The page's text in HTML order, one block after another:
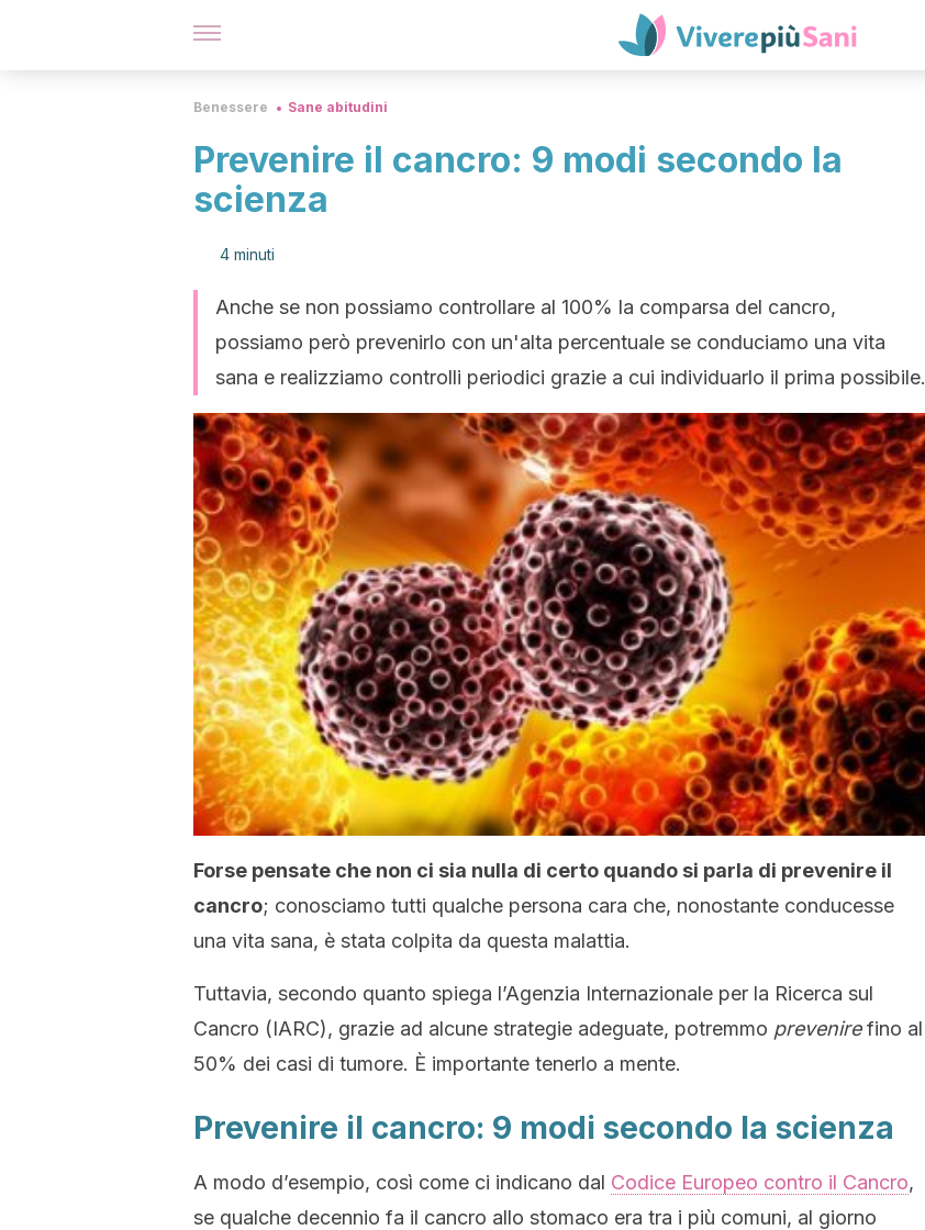
Benessere Sane abitudini
Prevenire il cancro: 9 modi secondo la
scienza
4 minuti
Anche se non possiamo controllare al 100% la comparsa del cancro,
possiamo però prevenirlo con un'alta percentuale se conduciamo una vita
sana e realizziamo controlli periodici grazie a cui individuarlo il prima possibile.
Forse pensate che non ci sia nulla di certo quando si parla di prevenire il
cancro; conosciamo tutti qualche persona cara che, nonostante conducesse
una vita sana, è stata colpita da questa malattia.
Tuttavia, secondo quanto spiega l’Agenzia Internazionale per la Ricerca sul
Cancro (IARC), grazie ad alcune strategie adeguate, potremmo prevenirefino al
50% dei casi di tumore. È importante tenerlo a mente.
Prevenire il cancro: 9 modi secondo la scienza
A modo d’esempio, così come ci indicano dal Codice Europeo contro il Cancro,
se qualche decennio fa il cancro allo stomaco era tra i più comuni, al giorno